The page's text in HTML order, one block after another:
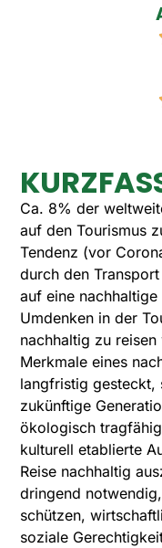
Ca. 8% der
auf den Tourismus
Tendenz (vor
durch den
auf eine
Umdenken in der
nachhaltig zu
Merkmale eines
langfristig gesteckt,
zukünftige
ökologisch
kulturell etablierte
Reise nachhaltig
dringend
schützen,
soziale